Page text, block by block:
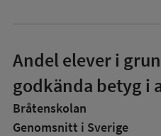
Andel elever i
godkända betyg i
Bråtenskolan
Genomsnitt i Sverige